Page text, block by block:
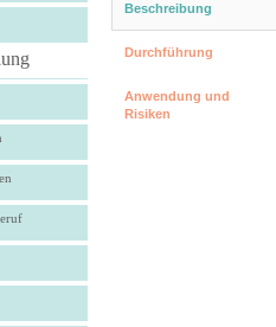
Beschreibung
Durchführung
Anwendung und
Risiken